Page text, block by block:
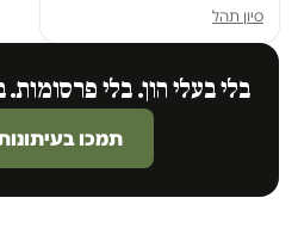
סיון תהל
בלי בעלי הון. בלי
תמכו